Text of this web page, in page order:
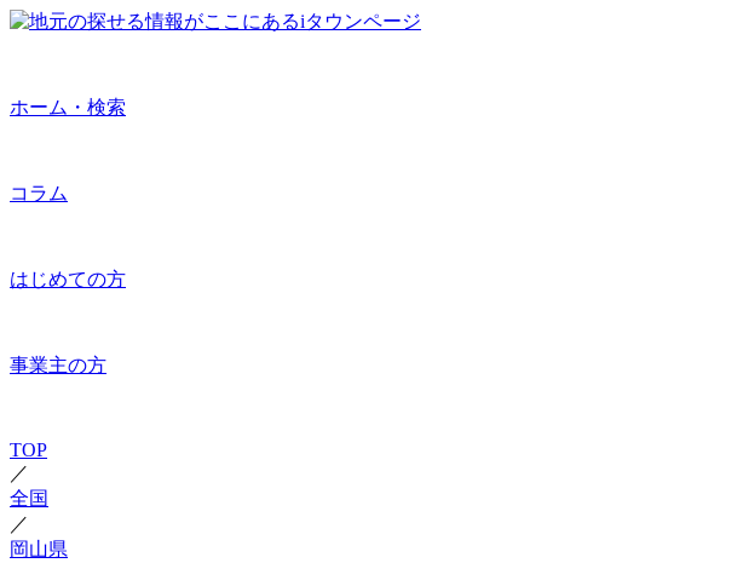
ホーム・検索
コラム
はじめての方
事業主の方
TOP
／
全国
／
岡山県